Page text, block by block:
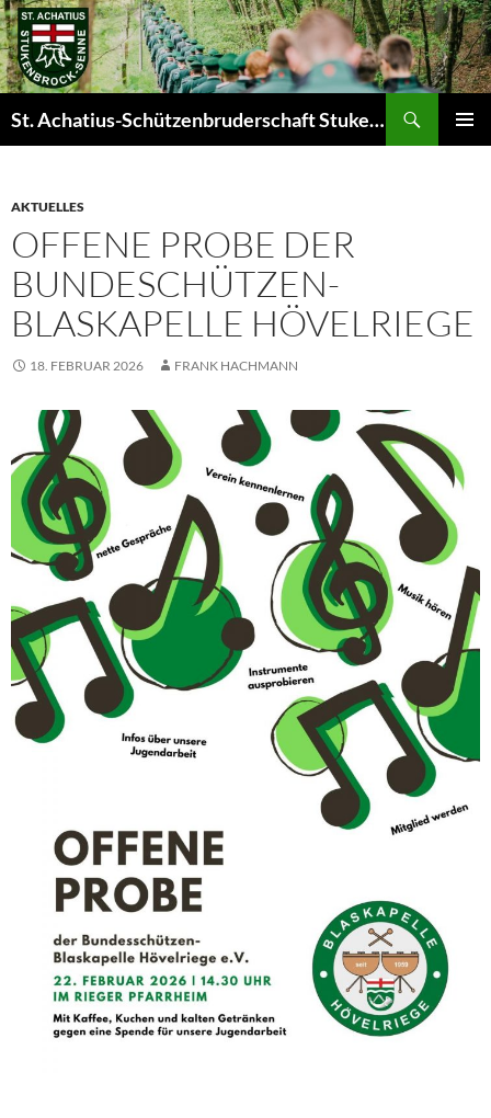
Zum
Inhalt
springen
St. Achatius-Schützenbruderschaft Stukenbrock-Senne e.V.
AKTUELLES
OFFENE PROBE DER
BUNDESCHÜTZEN-
BLASKAPELLE HÖVELRIEGE
18. FEBRUAR 2026 FRANK HACHMANN